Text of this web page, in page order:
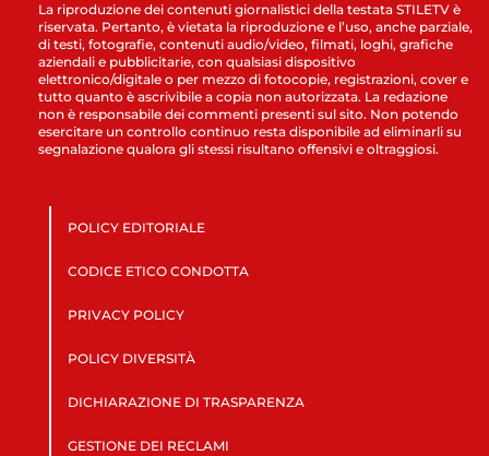
La riproduzione dei contenuti giornalistici della testata STILETV è
riservata. Pertanto, è vietata la riproduzione e l’uso, anche parziale,
di testi, fotografie, contenuti audio/video, filmati, loghi, grafiche
aziendali e pubblicitarie, con qualsiasi dispositivo
elettronico/digitale o per mezzo di fotocopie, registrazioni, cover e
tutto quanto è ascrivibile a copia non autorizzata. La redazione
non è responsabile dei commenti presenti sul sito. Non potendo
esercitare un controllo continuo resta disponibile ad eliminarli su
segnalazione qualora gli stessi risultano offensivi e oltraggiosi.
POLICY EDITORIALE
CODICE ETICO CONDOTTA
PRIVACY POLICY
POLICY DIVERSITÀ
DICHIARAZIONE DI TRASPARENZA
GESTIONE DEI RECLAMI